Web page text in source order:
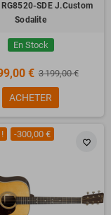
RG8520-SDE J.Custom
Sodalite
En Stock
€ 3 199,00 €
ACHETER
favorite_border
-300,00 €